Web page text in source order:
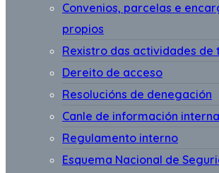
Convenios, parcelas e
propios
Rexistro das actividades de
Dereito de acceso
Resolucións de denegación
Canle de información interna
Regulamento interno
Esquema Nacional de